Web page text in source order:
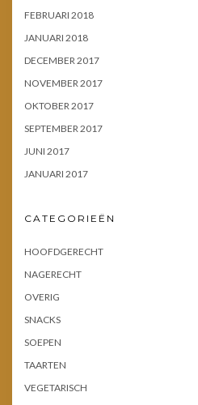
FEBRUARI 2018
JANUARI 2018
DECEMBER 2017
NOVEMBER 2017
OKTOBER 2017
SEPTEMBER 2017
JUNI 2017
JANUARI 2017
CATEGORIEËN
HOOFDGERECHT
NAGERECHT
OVERIG
SNACKS
SOEPEN
TAARTEN
VEGETARISCH